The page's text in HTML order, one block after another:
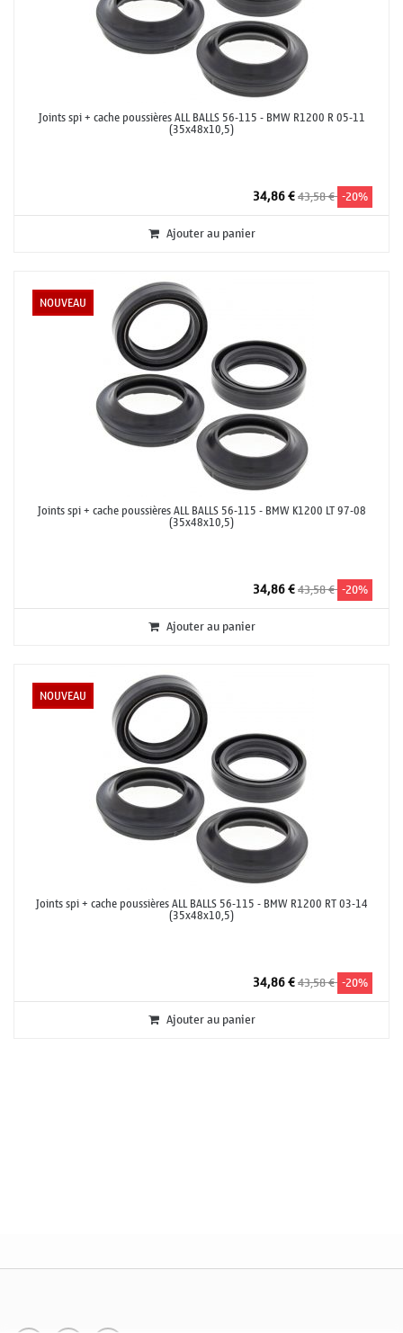
Joints spi + cache poussières ALL BALLS 56-115 - BMW R1200 R 05-11
(35x48x10,5)
34,86 €43,58 € -20%
Ajouter au panier
NOUVEAU
Joints spi + cache poussières ALL BALLS 56-115 - BMW K1200 LT 97-08
(35x48x10,5)
34,86 €43,58 € -20%
Ajouter au panier
NOUVEAU
Joints spi + cache poussières ALL BALLS 56-115 - BMW R1200 RT 03-14
(35x48x10,5)
34,86 €43,58 € -20%
Ajouter au panier